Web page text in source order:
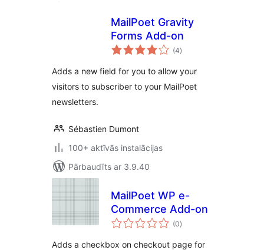
MailPoet Gravity
Forms Add-on
(4vērtējumu
kopsumma
)
Adds a new field for you to allow your
visitors to subscriber to your MailPoet
newsletters.
Sébastien Dumont
100+ aktīvās instalācijas
Pārbaudīts ar 3.9.40
MailPoet WP e-
Commerce Add-on
(0vērtējumu
kopsumma
)
Adds a checkbox on checkout page for